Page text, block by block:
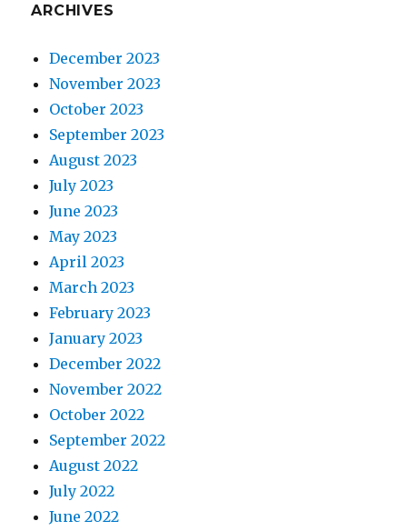
ARCHIVES
December 2023
November 2023
October 2023
September 2023
August 2023
July 2023
June 2023
May 2023
April 2023
March 2023
February 2023
January 2023
December 2022
November 2022
October 2022
September 2022
August 2022
July 2022
June 2022